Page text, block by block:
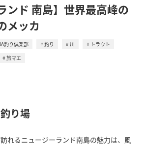
ンド 南島】世界最高峰の
メッカ
釣り倶楽部 釣り 川
トラウト
旅マエ
り場
れるニュージーランド南島の魅力は、風